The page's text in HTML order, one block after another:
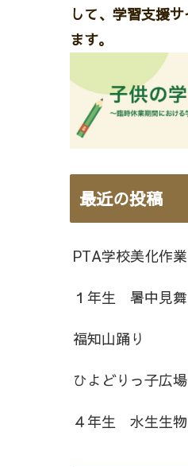
して、学習支援
ます。
最近の投稿
PTA学校美化作業
１年生 暑中見
福知山踊り
ひよどりっ子広場
４年生 水生生